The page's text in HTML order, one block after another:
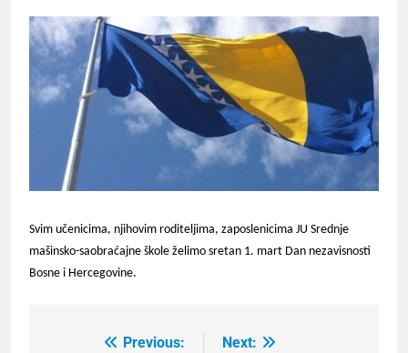
Svim učenicima, njihovim roditeljima, zaposlenicima JU Srednje
mašinsko-saobraćajne škole želimo sretan 1. mart Dan nezavisnosti
Bosne i Hercegovine.
Previous:
Next: